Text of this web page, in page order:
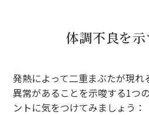
体調不良を
発熱によって二重まぶたが現
異常があることを示唆する1つ
ントに気をつけてみましょう：